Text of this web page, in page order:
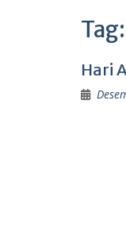
Tag:
Hari